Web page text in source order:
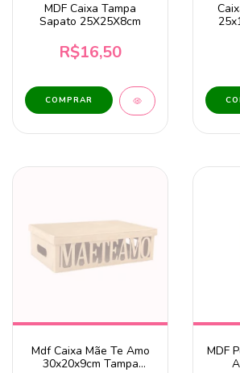
MDF Caixa Tampa
Sapato 25X25X8cm
R$16,50
Mdf Caixa Mãe Te Amo
30x20x9cm Tampa
MDF